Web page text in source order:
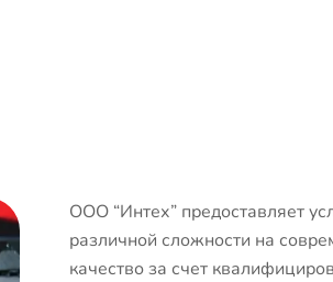
ООО “Интех” предоставляет
различной сложности на
качество за счет